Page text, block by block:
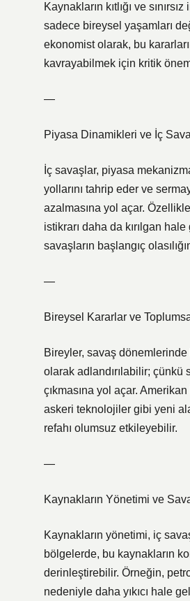
Kaynakların kıtlığı ve
sadece bireysel yaşamları
ekonomist olarak, bu
kavrayabilmek için kritik
—
Piyasa Dinamikleri ve İç
İç savaşlar, piyasa
yollarını tahrip eder ve
azalmasına yol açar.
istikrarı daha da kırılgan
savaşların başlangıç
—
Bireysel Kararlar ve
Bireyler, savaş dönemlerinde
olarak adlandırılabilir; çünkü
çıkmasına yol açar.
askeri teknolojiler gibi yeni
refahı olumsuz etkileyebilir.
—
Kaynakların Yönetimi ve
Kaynakların yönetimi, iç
bölgelerde, bu kaynakların
derinleştirebilir. Örneğin,
nedeniyle daha yıkıcı hale